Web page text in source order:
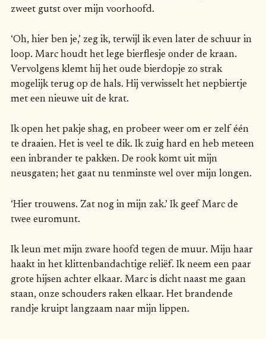
zweet gutst over mijn voorhoofd.
‘Oh, hier ben je,’ zeg ik, terwijl ik even later de schuur in
loop. Marc houdt het lege bierflesje onder de kraan.
Vervolgens klemt hij het oude bierdopje zo strak
mogelijk terug op de hals. Hij verwisselt het nepbiertje
met een nieuwe uit de krat.
Ik open het pakje shag, en probeer weer om er zelf één
te draaien. Het is veel te dik. Ik zuig hard en heb meteen
een inbrander te pakken. De rook komt uit mijn
neusgaten; het gaat nu tenminste wel over mijn longen.
‘Hier trouwens. Zat nog in mijn zak.’ Ik geef Marc de
twee euromunt.
Ik leun met mijn zware hoofd tegen de muur. Mijn haar
haakt in het klittenbandachtige reliëf. Ik neem een paar
grote hijsen achter elkaar. Marc is dicht naast me gaan
staan, onze schouders raken elkaar. Het brandende
randje kruipt langzaam naar mijn lippen.